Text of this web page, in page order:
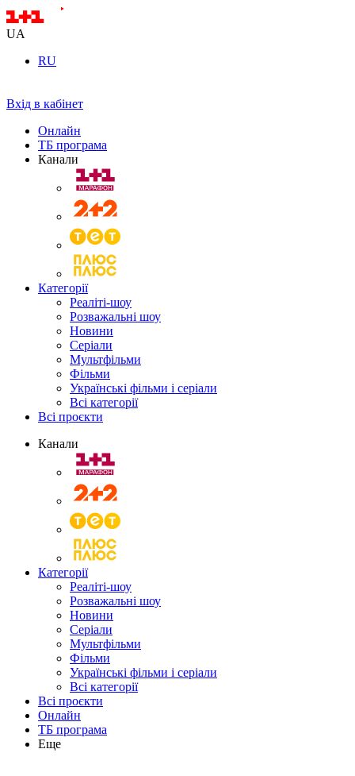
UA
RU
Вхід в кабінет
Онлайн
ТБ програма
Канали
Категорії
Реаліті-шоу
Розважальні шоу
Новини
Серіали
Мультфільми
Фільми
Українські фільми і серіали
Всі категорії
Всі проєкти
Канали
Категорії
Реаліті-шоу
Розважальні шоу
Новини
Серіали
Мультфільми
Фільми
Українські фільми і серіали
Всі категорії
Всі проєкти
Онлайн
ТБ програма
Еще